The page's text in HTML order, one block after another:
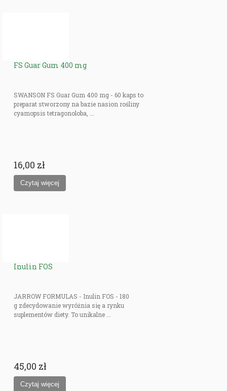
FS Guar Gum 400 mg
SWANSON FS Guar Gum 400 mg - 60 kaps to
preparat stworzony na bazie nasion rośliny
cyamopsis tetragonoloba, ...
16,00 zł
Inulin FOS
JARROW FORMULAS - Inulin FOS - 180
g zdecydowanie wyróżnia się a rynku
suplementów diety. To unikalne ...
45,00 zł